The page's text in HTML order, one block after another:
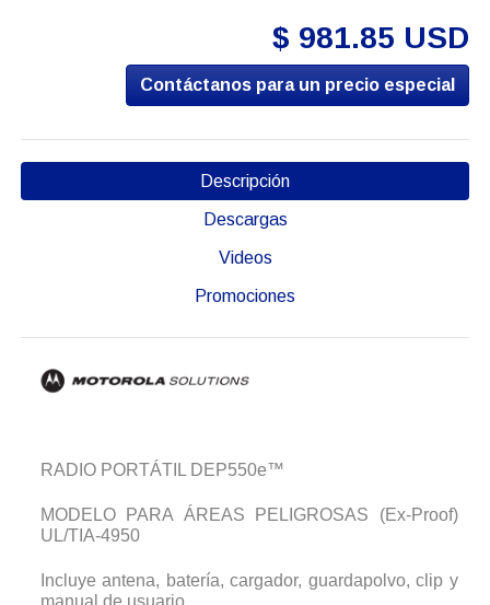
$ 981.85 USD
Contáctanos para un precio especial
Descripción
Descargas
Videos
Promociones
RADIO PORTÁTIL DEP550e™
MODELO PARA ÁREAS PELIGROSAS (Ex-Proof)
UL/TIA-4950
Incluye antena, batería, cargador, guardapolvo, clip y